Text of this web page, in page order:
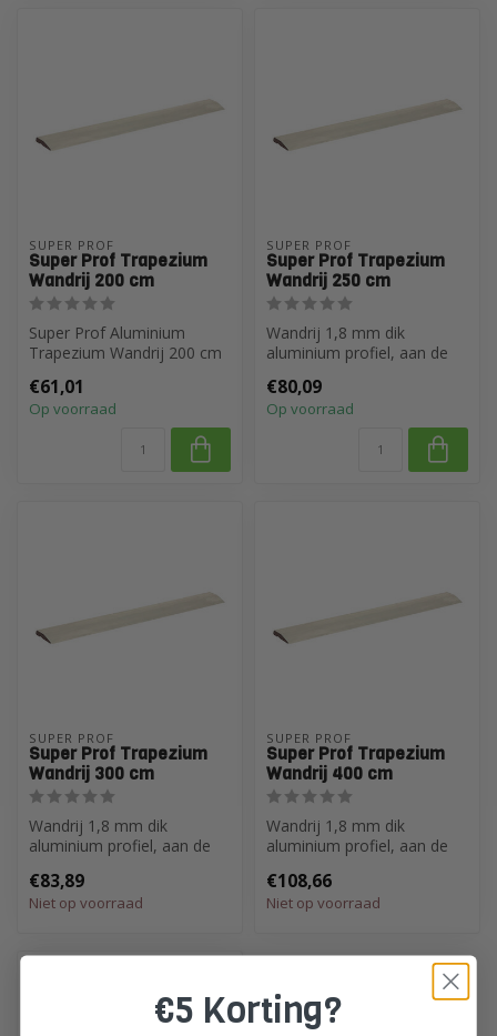
SUPER PROF
Super Prof Trapezium
Wandrij 200 cm
Super Prof Aluminium
Trapezium Wandrij 200 cm
€61,01
Op voorraad
SUPER PROF
Super Prof Trapezium
Wandrij 250 cm
Wandrij 1,8 mm dik
aluminium profiel, aan de
€80,09
Op voorraad
SUPER PROF
Super Prof Trapezium
Wandrij 300 cm
Wandrij 1,8 mm dik
aluminium profiel, aan de
€83,89
Niet op voorraad
SUPER PROF
Super Prof Trapezium
Wandrij 400 cm
Wandrij 1,8 mm dik
aluminium profiel, aan de
€108,66
Niet op voorraad
€5 Korting?